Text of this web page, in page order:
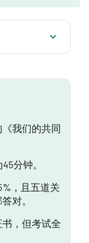
我们的共同
分钟。
，且五道关
对。
，但考试全